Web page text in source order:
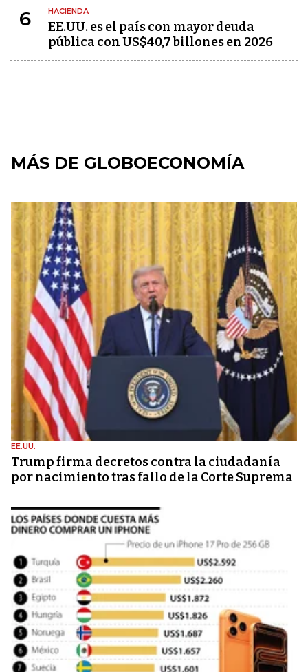
6 HACIENDA
EE.UU. es el país con mayor deuda
pública con US$40,7 billones en 2026
MÁS DE GLOBOECONOMÍA
EE.UU.
Trump firma decretos contra la ciudadanía
por nacimiento tras fallo de la Corte Suprema